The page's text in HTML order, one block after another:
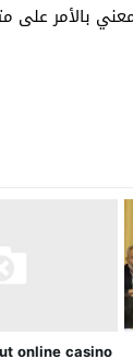
بالأمر على
online casino